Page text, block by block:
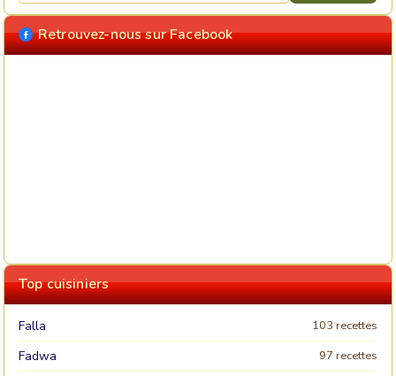
Retrouvez-nous sur Facebook
Top cuisiniers
Falla 103 recettes
Fadwa 97 recettes